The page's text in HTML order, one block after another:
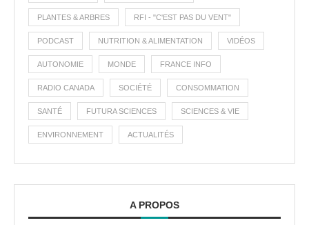
PLANTES & ARBRES RFI - "C'EST PAS DU VENT"
PODCAST NUTRITION & ALIMENTATION VIDÉOS
AUTONOMIE MONDE FRANCE INFO
RADIO CANADA SOCIÉTÉ CONSOMMATION
SANTÉ FUTURA SCIENCES SCIENCES & VIE
ENVIRONNEMENT ACTUALITÉS
A PROPOS